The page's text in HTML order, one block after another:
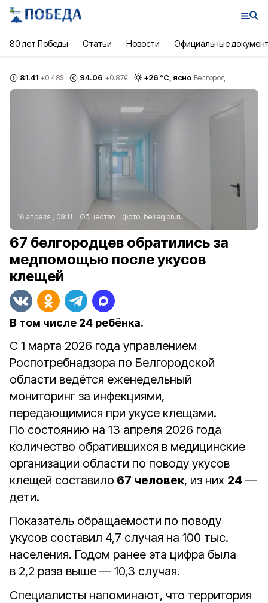
80 лет Победы Статьи Новости Официальные
81.41 +0.48$ 94.06 +0.87€ +26 °С, ясно Белгород
16 апреля , 09:11 Общество Фото: belregion.ru
67 белгородцев обратились за
медпомощью после укусов
клещей
В том числе 24 ребёнка.
С 1 марта 2026 года управлением
Роспотребнадзора по Белгородской
области ведётся еженедельный
мониторинг за инфекциями,
передающимися при укусе клещами.
По состоянию на 13 апреля 2026 года
количество обратившихся в медицинские
организации области по поводу укусов
клещей составило 67 человек, из них 24 —
дети.
Показатель обращаемости по поводу
укусов составил 4,7 случая на 100 тыс.
населения. Годом ранее эта цифра была
в 2,2 раза выше — 10,3 случая.
Специалисты напоминают, что территория